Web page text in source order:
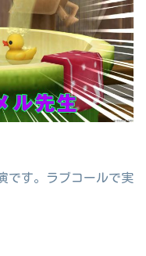
です。ラブコールで実